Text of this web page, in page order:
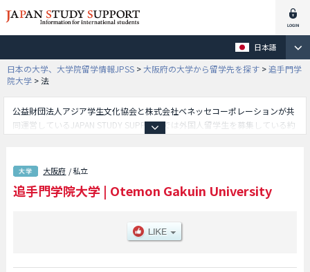
日本語
日本の大学、大学院留学情報JPSS >大阪府の大学から留学先を探す >追手門学
院大学 >法
公益財団法人アジア学生文化協会と株式会社ベネッセコーポレーションが共
同運営しているJAPAN STUDY SUPPORTでは外国人留学生を募集している約
営学部や国際学部や社会学部や心理学部や地域創造学部や文学部や法学部
等、学部別情報や、募集定員や合格者数など入試情報、施設案内、アクセス
など外国人留学生に必要な情報を掲載しているので是非ご利用ください。
大阪府 / 私立
追手門学院大学 | Otemon Gakuin University